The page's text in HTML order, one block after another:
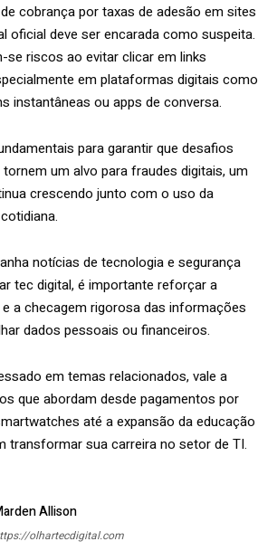
cobrança por taxas de adesão em sites
oficial deve ser encarada como suspeita.
se riscos ao evitar clicar em links
em plataformas digitais como
instantâneas ou apps de conversa.
para garantir que desafios
um alvo para fraudes digitais, um
crescendo junto com o uso da
notícias de tecnologia e segurança
tec digital, é importante reforçar a
a checagem rigorosa das informações
dados pessoais ou financeiros.
em temas relacionados, vale a
que abordam desde pagamentos por
até a expansão da educação
transformar sua carreira no setor de TI.
Allison
olhartecdigital.com